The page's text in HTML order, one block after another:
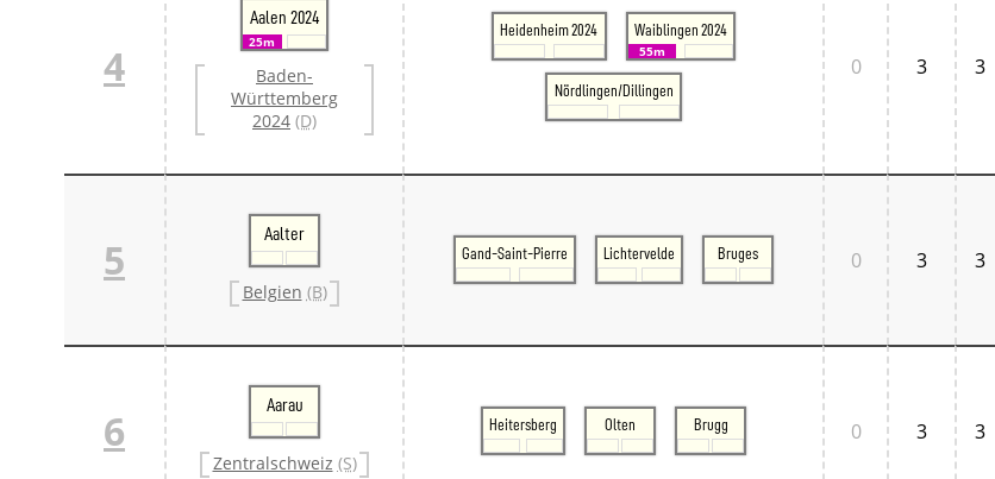
Danmark Øst
Sverige
Tschechien
Tschechien West
Alternative Stellwerke
BundesbahnZeiten
Österreich
Österreich Mitte
Österreich Ost
Österreich West
4
Aalen 2024
25m
Baden-
Württemberg
2024 (D)
Heidenheim 2024
Waiblingen 2024
55m
Nördlingen/Dillingen
0 3 3
5
Aalter
Belgien (B)
Gand-Saint-Pierre Lichtervelde Bruges 0 3 3
6
Aarau
Zentralschweiz (S)
Heitersberg Olten Brugg 0 3 3